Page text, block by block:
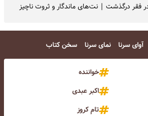
در فقر درگذشت | نت‌های ماندگار و ثروت ناچیز
آوای سرنا نمای سرنا سخن کتاب
خواننده
اکبر عبدی
تام کروز